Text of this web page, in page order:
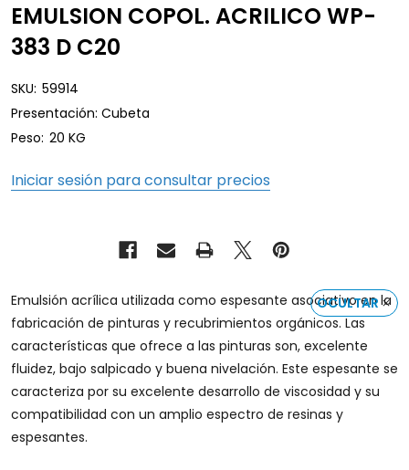
EMULSION COPOL. ACRILICO WP-
383 D C20
SKU: 59914
Presentación: Cubeta
Peso: 20 KG
Iniciar sesión para consultar precios
OCULTAR
Emulsión acrílica utilizada como espesante asociativo en la
fabricación de pinturas y recubrimientos orgánicos. Las
características que ofrece a las pinturas son, excelente
fluidez, bajo salpicado y buena nivelación. Este espesante se
caracteriza por su excelente desarrollo de viscosidad y su
compatibilidad con un amplio espectro de resinas y
espesantes.